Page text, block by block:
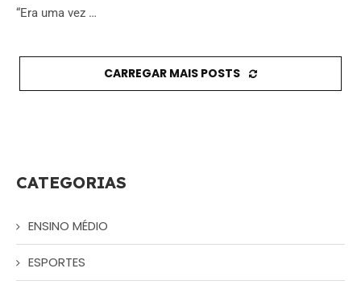
“Era uma vez …
CARREGAR MAIS POSTS
CATEGORIAS
ENSINO MÉDIO
ESPORTES